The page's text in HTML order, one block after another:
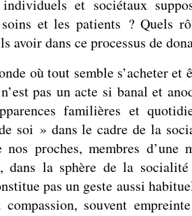
et sociétaux
et les patients ? Quels
avoir dans ce processus de
où tout semble s’acheter et
pas un acte si banal et
familières et
soi » dans le cadre de la
nos proches, membres d’une
dans la sphère de la
pas un geste aussi
souvent